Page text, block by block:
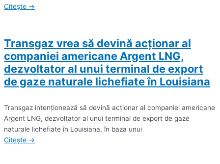
Citește →
Transgaz vrea să devină acţionar al
companiei americane Argent LNG,
dezvoltator al unui terminal de export
de gaze naturale lichefiate în Louisiana
Transgaz intenţionează să devină acţionar al companiei americane
Argent LNG, dezvoltator al unui terminal de export de gaze
naturale lichefiate în Louisiana, în baza unui
Citește →